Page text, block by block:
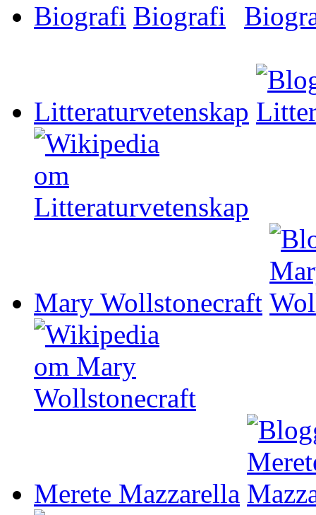
Biografi
Litteraturvetenskap
Mary Wollstonecraft
Merete Mazzarella